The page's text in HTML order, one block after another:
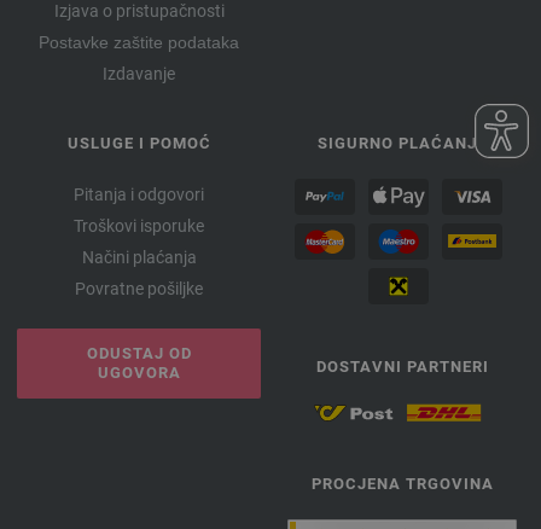
Izjava o pristupačnosti
Postavke zaštite podataka
Izdavanje
USLUGE I POMOĆ
Pitanja i odgovori
Troškovi isporuke
Načini plaćanja
Povratne pošiljke
ODUSTAJ OD
UGOVORA
SIGURNO PLAĆANJE
DOSTAVNI PARTNERI
PROCJENA TRGOVINA